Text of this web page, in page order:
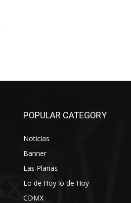
POPULAR CATEGORY
Noticias
Banner
Las Planas
Lo de Hoy lo de Hoy
CDMX